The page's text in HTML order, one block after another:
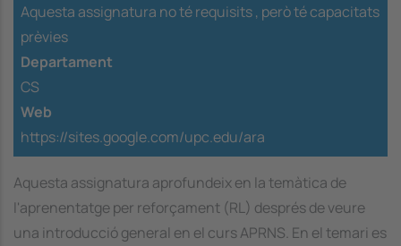
Aquesta assignatura no té requisits , però té capacitats
prèvies
Departament
CS
Web
https://sites.google.com/upc.edu/ara
Aquesta assignatura aprofundeix en la temàtica de
l'aprenentatge per reforçament (RL) després de veure
una introducció general en el curs APRNS. En el temari es